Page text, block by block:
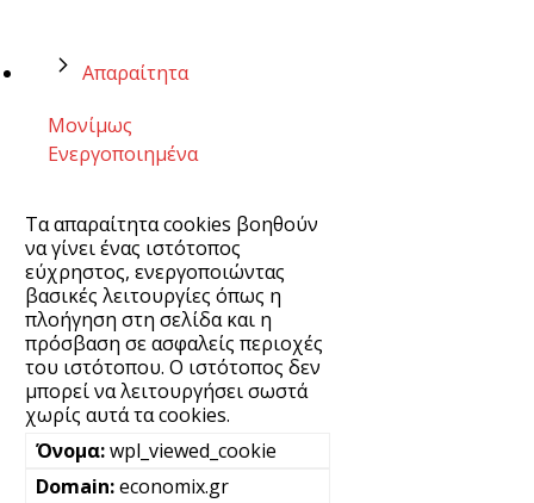
Απαραίτητα
Μονίμως
Ενεργοποιημένα
Τα απαραίτητα cookies βοηθούν
να γίνει ένας ιστότοπος
εύχρηστος, ενεργοποιώντας
βασικές λειτουργίες όπως η
πλοήγηση στη σελίδα και η
πρόσβαση σε ασφαλείς περιοχές
του ιστότοπου. Ο ιστότοπος δεν
μπορεί να λειτουργήσει σωστά
χωρίς αυτά τα cookies.
wpl_viewed_cookie
economix.gr